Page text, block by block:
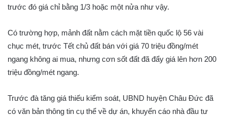
trước đó giá chỉ bằng 1/3 hoặc một nửa như vậy.
Có trường hợp, mảnh đất nằm cách mặt tiền quốc lộ 56 vài
chục mét, trước Tết chủ đất bán với giá 70 triệu đồng/mét
ngang không ai mua, nhưng cơn sốt đất đã đẩy giá lên hơn 200
triệu đồng/mét ngang.
Trước đà tăng giá thiếu kiểm soát, UBND huyện Châu Đức đã
có văn bản thông tin cụ thể về dự án, khuyến cáo nhà đầu tư